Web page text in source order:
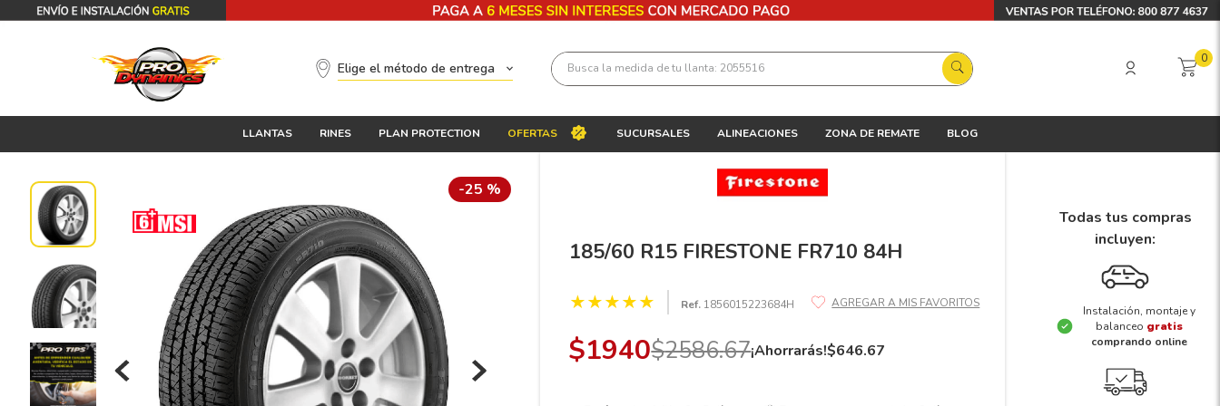
Elige el método de entrega Busca la medida de tu llanta: 2055516 0
LLANTAS RINES PLAN PROTECTION OFERTAS SUCURSALES ALINEACIONES ZONA DE REMATE BLOG
-25 %
185/60 R15 FIRESTONE FR710 84H
★★★★★ Ref. 1856015223684H
$1940$2586.67¡Ahorrarás!$646.67
Todas tus compras
incluyen:
Instalación, montaje y
balanceo gratis
comprando online
Términos más buscados